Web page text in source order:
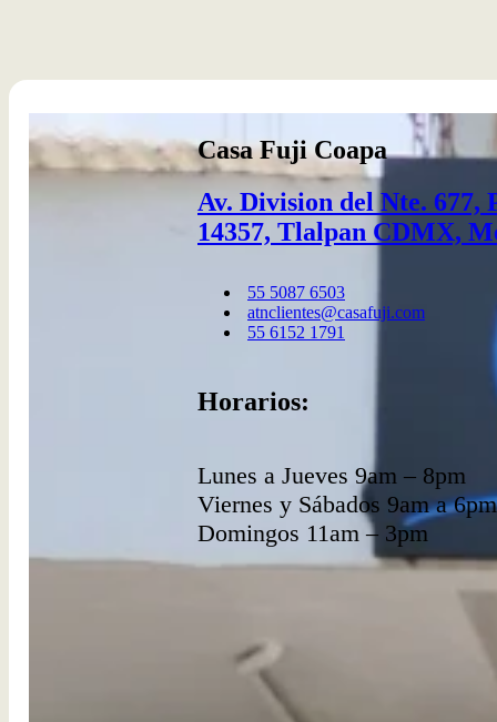
Casa Fuji Coapa
Av. Division del Nte. 677,
14357, Tlalpan CDMX,
55 5087 6503​
atnclientes@casafuji.com
55 6152 1791
Horarios:
Lunes a Jueves 9am – 8pm
Viernes y Sábados 9am a 6pm
Domingos 11am – 3pm